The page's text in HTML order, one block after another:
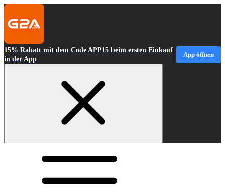
15% Rabatt mit dem Code APP15 beim ersten Einkauf
in der App
App öffnen